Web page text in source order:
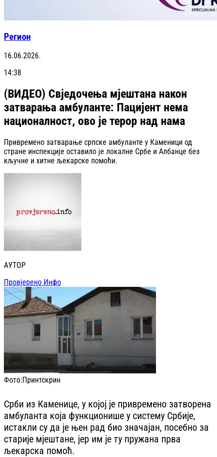
Регион
16.06.2026.
14:38
(ВИДЕО) Свједочења мјештана након
затварања амбуланте: Пацијент нема
националност, ово је терор над нама
Привремено затварање српске амбуланте у Каменици од
стране инспекције оставило је локалне Србе и Албанце без
кључне и хитне љекарске помоћи.
АУТОР
Провјерено Инфо
Фото:Принтскрин
Срби из Каменице, у којој је привремено затворена
амбуланта која функционише у систему Србије,
истакли су да је њен рад био значајан, посебно за
старије мјештане, јер им је ту пружана прва
љекарска помоћ.